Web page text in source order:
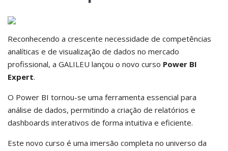
Reconhecendo a crescente necessidade de competências
analíticas e de visualização de dados no mercado
profissional, a GALILEU lançou o novo curso Power BI
Expert.
O Power BI tornou-se uma ferramenta essencial para
análise de dados, permitindo a criação de relatórios e
dashboards interativos de forma intuitiva e eficiente.
Este novo curso é uma imersão completa no universo da